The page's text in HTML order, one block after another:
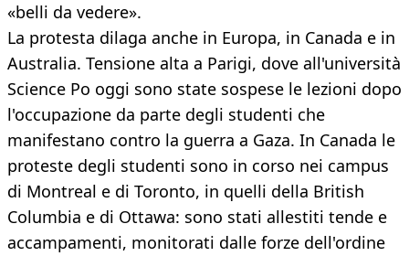
«belli da vedere».
La protesta dilaga anche in Europa, in Canada e in
Australia. Tensione alta a Parigi, dove all'università
Science Po oggi sono state sospese le lezioni dopo
l'occupazione da parte degli studenti che
manifestano contro la guerra a Gaza. In Canada le
proteste degli studenti sono in corso nei campus
di Montreal e di Toronto, in quelli della British
Columbia e di Ottawa: sono stati allestiti tende e
accampamenti, monitorati dalle forze dell'ordine